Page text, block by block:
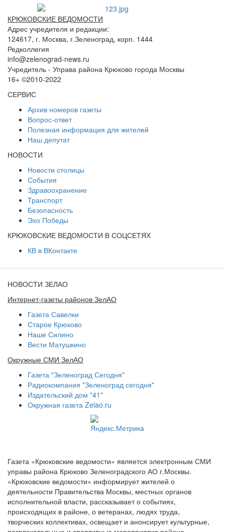
КРЮКОВСКИЕ ВЕДОМОСТИ
Адрес учредителя и редакции:
124617, г. Москва, г.Зеленоград, корп. 1444
Редколлегия
info@zelenograd-news.ru
Учредитель - Управа района Крюково города Москвы
16+ ©2010-2022
СЕРВИС
Архив номеров газеты
Вопрос-ответ
Полезная информация для жителей
Наш депутат
НОВОСТИ
Новости столицы
События
Здравоохранение
Транспорт
Безопасность
Эхо Победы
КРЮКОВСКИЕ ВЕДОМОСТИ В СОЦСЕТЯХ
КВ в ВКонтакте
НОВОСТИ ЗЕЛАО
Интернет-газеты районов ЗелАО
Газета Савелки
Старое Крюково
Наше Силино
Вести Матушкино
Окружные СМИ ЗелАО
Газета "Зеленоград Сегодня"
Радиокомпания "Зеленоград сегодня"
Издательский дом "41"
Окружная газета Zelao.ru
Газета «Крюковские ведомости» является электронным СМИ
управы района Крюково Зеленоградского АО г.Москвы.
«Крюковские ведомости» информирует жителей о
деятельности Правительства Москвы, местных органов
исполнительной власти, рассказывает о событиях,
происходящих в районе, о ветеранах, людях труда,
творческих коллективах, освещает и анонсирует культурные,